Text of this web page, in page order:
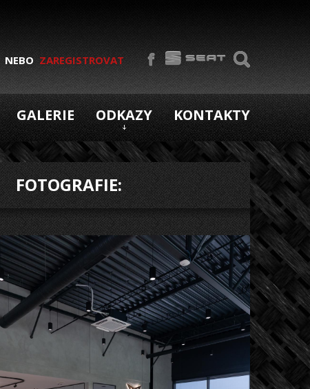
NEBO ZAREGISTROVAT
GALERIE ODKAZY KONTAKTY
FOTOGRAFIE: